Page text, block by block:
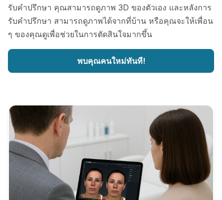
รับคำปรึกษา คุณสามารถดูภาพ 3D ของตัวเอง และหลังการ
รับคำปรึกษา สามารถดูภาพได้จากที่บ้าน หรือคุณจะให้เพื่อน
ๆ ของคุณดูเพื่อช่วยในการตัดสินใจมากขึ้น
พบคุณคนใหม่ทันที!